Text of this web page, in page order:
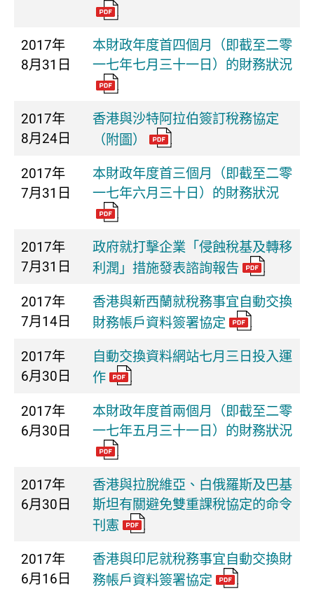
2017年
8月31日
本財政年度首四個月（即截至二零
一七年七月三十一日）的財務狀況
2017年
8月24日
香港與沙特阿拉伯簽訂稅務協定
（附圖）
2017年
7月31日
本財政年度首三個月（即截至二零
一七年六月三十日）的財務狀況
2017年
7月31日
政府就打擊企業「侵蝕稅基及轉移
利潤」措施發表諮詢報告
2017年
7月14日
香港與新西蘭就稅務事宜自動交換
財務帳戶資料簽署協定
2017年
6月30日
自動交換資料網站七月三日投入運
作
2017年
6月30日
本財政年度首兩個月（即截至二零
一七年五月三十一日）的財務狀況
2017年
6月30日
香港與拉脫維亞、白俄羅斯及巴基
斯坦有關避免雙重課稅協定的命令
刊憲
2017年
6月16日
香港與印尼就稅務事宜自動交換財
務帳戶資料簽署協定